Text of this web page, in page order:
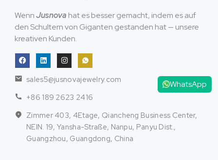
WennJusnova hat es besser gemacht, indem es auf
den Schultern von Giganten gestanden hat — unsere
kreativen Kunden.
sales5@jusnovajewelry.com
+86 189 2623 2416
Zimmer 403, 4Etage, Qiancheng Business Center,
NEIN. 19, Yansha-Straße, Nanpu, Panyu Dist.,
Guangzhou, Guangdong, China
WhatsApp